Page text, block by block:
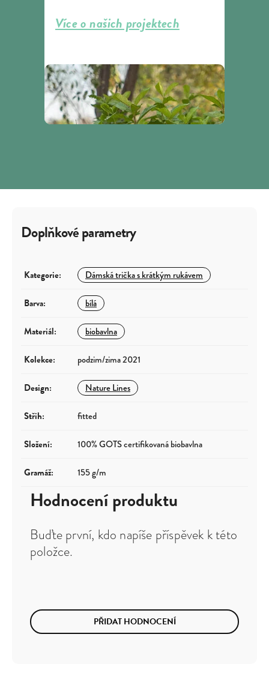
Více o našich projektech
Doplňkové parametry
Kategorie: Dámská trička s krátkým rukávem
Barva: bílá
Materiál: biobavlna
Kolekce: podzim/zima 2021
Design: Nature Lines
Střih: fitted
Složení: 100% GOTS certifikovaná biobavlna
Gramáž: 155 g/m
Hodnocení produktu
Buďte první, kdo napíše příspěvek k této
položce.
PŘIDAT HODNOCENÍ